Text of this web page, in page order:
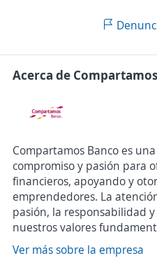
Acerca de
Compartamos Banco es
compromiso y pasión para
financieros, apoyando y
emprendedores. La
pasión, la responsabilidad
nuestros valores
Ver más sobre la empresa